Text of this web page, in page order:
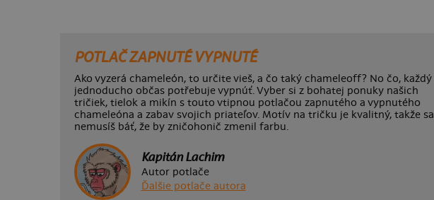
POTLAČ ZAPNUTÉ VYPNUTÉ
Ako vyzerá chameleón, to určite vieš, a čo taký chameleoff? No čo, každý
jednoducho občas potřebuje vypnúť. Vyber si z bohatej ponuky našich
tričiek, tielok a mikín s touto vtipnou potlačou zapnutého a vypnutého
chameleóna a zabav svojich priateľov. Motív na tričku je kvalitný, takže sa
nemusíš báť, že by zničohonič zmenil farbu.
Kapitán Lachim
Autor potlače
Ďalšie potlače autora